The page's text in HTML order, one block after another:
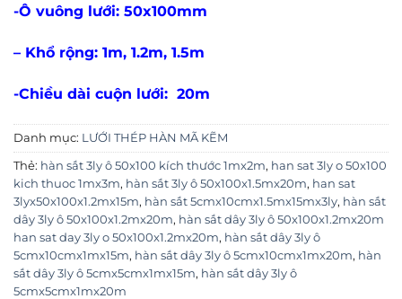
-Ô vuông lưới: 50x100mm
– Khổ rộng: 1m, 1.2m, 1.5m
-Chiều dài cuộn lưới: 20m
Danh mục: LƯỚI THÉP HÀN MÃ KẼM
Thẻ: hàn sắt 3ly ô 50x100 kích thước 1mx2m, han sat 3ly o 50x100
kich thuoc 1mx3m, hàn sắt 3ly ô 50x100x1.5mx20m, han sat
3lyx50x100x1.2mx15m, hàn sắt 5cmx10cmx1.5mx15mx3ly, hàn sắt
dây 3ly ô 50x100x1.2mx20m, hàn sắt dây 3ly ô 50x100x1.2mx20m
han sat day 3ly o 50x100x1.2mx20m, hàn sắt dây 3ly ô
5cmx10cmx1mx15m, hàn sắt dây 3ly ô 5cmx10cmx1mx20m, hàn
sắt dây 3ly ô 5cmx5cmx1mx15m, hàn sắt dây 3ly ô
5cmx5cmx1mx20m